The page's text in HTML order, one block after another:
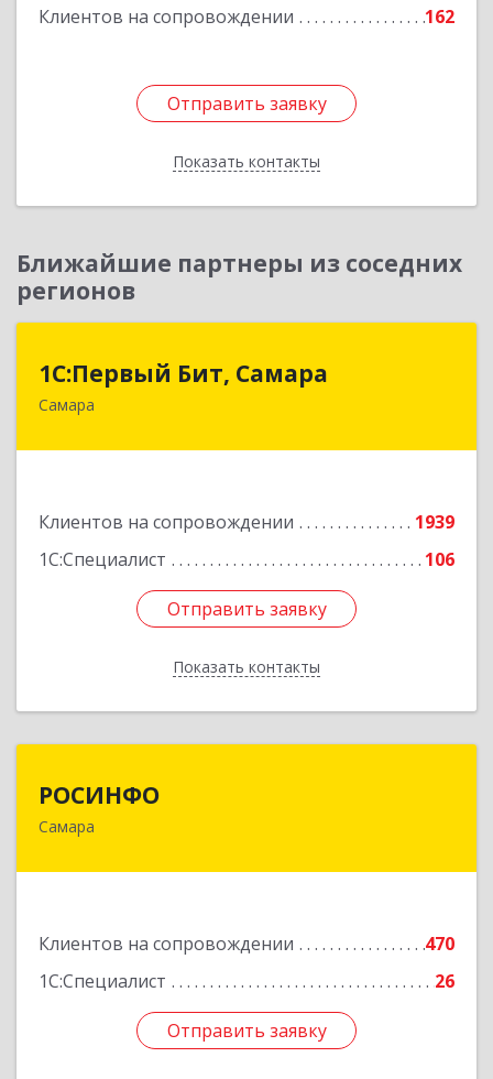
Клиентов на сопровождении 162
Отправить заявку
Показать контакты
Отправить заявку
Назад
Ближайшие партнеры из соседних
регионов
1С:Первый Бит, Самара
Самара
Клиентов на сопровождении
1939
1С:Специалист
106
Отправить заявку
Показать контакты
1С:Первый Бит, Самара
443013, Самарская обл, Самара г, Дачная ул,
Отправить заявку
Назад
РОСИНФО
Самара
Клиентов на сопровождении
470
1С:Специалист
26
Отправить заявку
443069, Самарская обл, Самара г, Авроры ул,
Отправить заявку